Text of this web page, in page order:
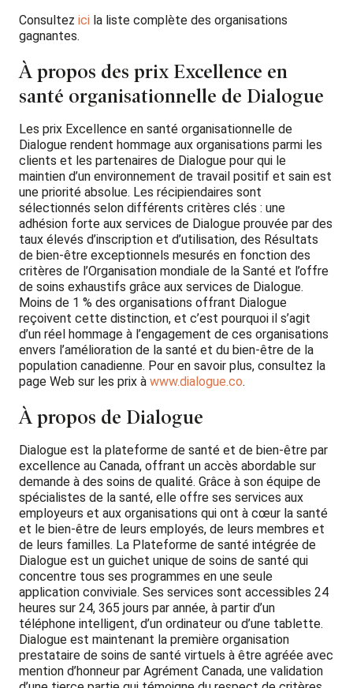
Consultez ici la liste complète des organisations
gagnantes.
À propos des prix Excellence en
santé organisationnelle de Dialogue
Les prix Excellence en santé organisationnelle de
Dialogue rendent hommage aux organisations parmi les
clients et les partenaires de Dialogue pour qui le
maintien d’un environnement de travail positif et sain est
une priorité absolue. Les récipiendaires sont
sélectionnés selon différents critères clés : une
adhésion forte aux services de Dialogue prouvée par des
taux élevés d’inscription et d’utilisation, des Résultats
de bien-être exceptionnels mesurés en fonction des
critères de l’Organisation mondiale de la Santé et l’offre
de soins exhaustifs grâce aux services de Dialogue.
Moins de 1 % des organisations offrant Dialogue
reçoivent cette distinction, et c’est pourquoi il s’agit
d’un réel hommage à l’engagement de ces organisations
envers l’amélioration de la santé et du bien-être de la
population canadienne. Pour en savoir plus, consultez la
page Web sur les prix à www.dialogue.co.
À propos de Dialogue
Dialogue est la plateforme de santé et de bien-être par
excellence au Canada, offrant un accès abordable sur
demande à des soins de qualité. Grâce à son équipe de
spécialistes de la santé, elle offre ses services aux
employeurs et aux organisations qui ont à cœur la santé
et le bien-être de leurs employés, de leurs membres et
de leurs familles. La Plateforme de santé intégrée de
Dialogue est un guichet unique de soins de santé qui
concentre tous ses programmes en une seule
application conviviale. Ses services sont accessibles 24
heures sur 24, 365 jours par année, à partir d’un
téléphone intelligent, d’un ordinateur ou d’une tablette.
Dialogue est maintenant la première organisation
prestataire de soins de santé virtuels à être agréée avec
mention d’honneur par Agrément Canada, une validation